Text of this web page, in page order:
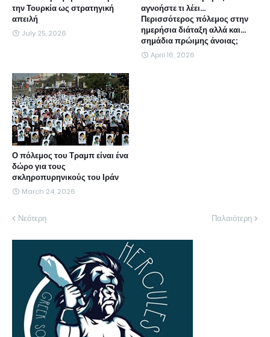
την Τουρκία ως στρατηγική
απειλή
July 25, 2026
αγνοήστε τι λέει...
Περισσότερος πόλεμος στην
ημερήσια διάταξη αλλά και...
σημάδια πρώιμης άνοιας;
April 16, 2026
Ο πόλεμος του Τραμπ είναι ένα
δώρο για τους
σκληροπυρηνικούς του Ιράν
March 24, 2026
Νεότερη Παλαιότερη